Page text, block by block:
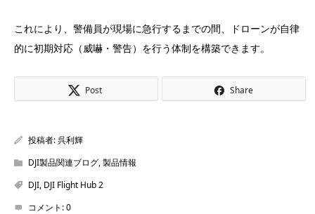
これにより、警備員が現場に急行するまでの間、ドローンが自律
的に初期対応（威嚇・警告）を行う体制を構築できます。
Post Share
投稿者:呉利輝
DJI製品関連ブログ,製品情報
DJI, DJI Flight Hub 2
コメント:0